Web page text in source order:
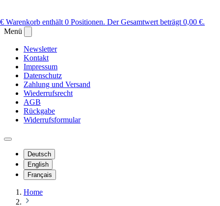
Warenkorb enthält 0 Positionen. Der Gesamtwert beträgt 0,00 €.
Menü
Newsletter
Kontakt
Impressum
Datenschutz
Zahlung und Versand
Wiederrufsrecht
AGB
Rückgabe
Widerrufsformular
Deutsch
English
Français
Home